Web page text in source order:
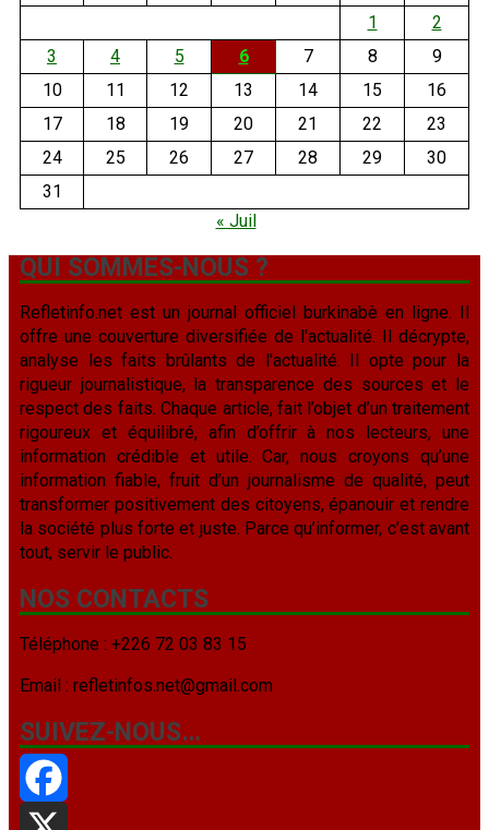
1
2
3
4 5 6 7 8
9
10
11 12 13 14 15
16
17
18 19 20 21 22
23
24
25 26 27 28 29
30
31
« Juil
QUI SOMMES-NOUS ?
Refletinfo.net est un journal officiel burkinabè en ligne. Il
offre une couverture diversifiée de l'actualité. Il décrypte,
analyse les faits brûlants de l'actualité. Il opte pour la
rigueur journalistique, la transparence des sources et le
respect des faits. Chaque article, fait l’objet d’un traitement
rigoureux et équilibré, afin d’offrir à nos lecteurs, une
information crédible et utile. Car, nous croyons qu’une
information fiable, fruit d’un journalisme de qualité, peut
transformer positivement des citoyens, épanouir et rendre
la société plus forte et juste. Parce qu’informer, c’est avant
tout, servir le public.
NOS CONTACTS
Téléphone : +226 72 03 83 15
Email : refletinfos.net@gmail.com
SUIVEZ-NOUS…
Facebook